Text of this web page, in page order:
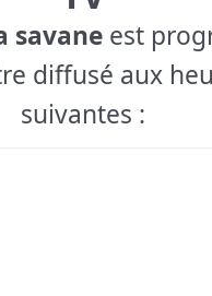
savaneest
diffusé aux
suivantes :